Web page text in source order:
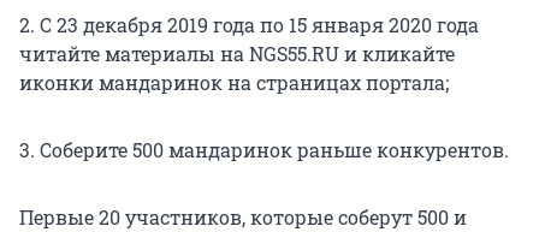
2. С 23 декабря 2019 года по 15 января 2020 года
читайте материалы на NGS55.RU и кликайте
иконки мандаринок на страницах портала;
3. Соберите 500 мандаринок раньше конкурентов.
Первые 20 участников, которые соберут 500 и